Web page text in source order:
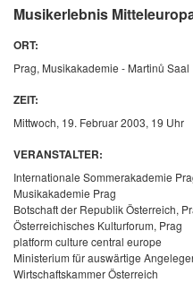
Musikerlebnis
ORT:
Prag, Musikakademie - Martinů Saal
ZEIT:
Mittwoch, 19. Februar 2003, 19 Uhr
VERANSTALTER:
Internationale Sommerakademie
Musikakademie Prag
Botschaft der Republik Österreich,
Österreichisches Kulturforum, Prag
platform culture central europe
Ministerium für auswärtige
Wirtschaftskammer Österreich